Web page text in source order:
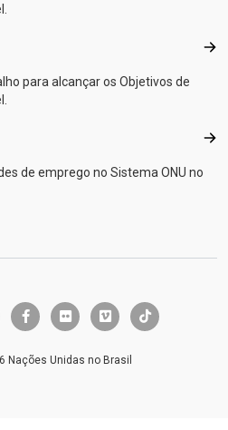
para alcançar os Objetivos de
de emprego no Sistema ONU no
facebook-fflickr vimeo tiktok
Nações Unidas no Brasil